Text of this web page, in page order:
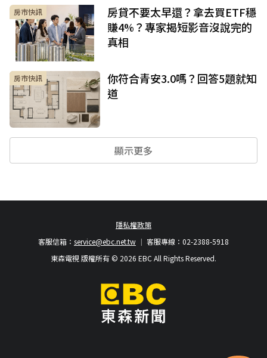
房市快訊
房貸不要太早還？拿去買ETF穩
賺4%？專家揭短影音沒說完的
真相
房市快訊
你符合青安3.0嗎？回答5題就知
道
顯示更多
隱私權政策
客服專線：02-2388-5918
客服信箱： service@ebc.net.tw
東森電視 版權所有 © 2026 EBC All Rights Reserved.